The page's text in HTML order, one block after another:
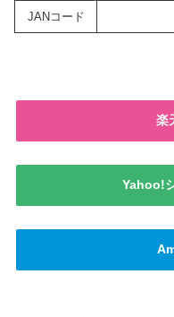
JANコード
楽
Yahoo!